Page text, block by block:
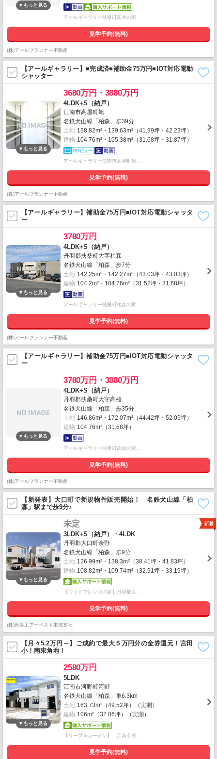
アールギャラリー扶桑町高木の家
見学予約(無料)
(株)アールプランナー不動産
【アールギャラリー】■完成済■補助金75万円■IOT対応電動
シャッター
3680万円・3880万円
4LDK+S（納戸）
江南市高屋町旭
名鉄犬山線「柏森」歩39分
土地 138.82m²・139.63m²（41.99坪・42.23坪）
建物 104.76m²・105.38m²（31.68坪・31.87坪）
アールギャラリー江南市高屋町旭…
見学予約(無料)
(株)アールプランナー不動産
【アールギャラリー】補助金75万円■IOT対応電動シャッタ
ー
3780万円
4LDK+S（納戸）
丹羽郡扶桑町大字柏森
名鉄犬山線「柏森」歩7分
土地 142.25m²・142.27m²（43.03坪・43.03坪）
建物 104.2m²・104.76m²（31.52坪・31.68坪）
アールギャラリー扶桑町柏森の家…
見学予約(無料)
(株)アールプランナー不動産
【アールギャラリー】補助金75万円■IOT対応電動シャッタ
ー
3780万円・3880万円
4LDK+S（納戸）
丹羽郡扶桑町大字高雄
名鉄犬山線「柏森」歩35分
土地 146.86m²・172.07m²（44.42坪・52.05坪）
建物 104.76m²（31.68坪）
アールギャラリー扶桑町高雄の家…
見学予約(無料)
(株)アールプランナー不動産
【新発表】大口町で新規物件販売開始！ 名鉄犬山線「柏
森」駅まで歩9分♪
未定
3LDK+S（納戸）・4LDK
丹羽郡大口町余野
名鉄犬山線「柏森」歩9分
土地 126.99m²・138.3m²（38.41坪・41.83坪）
建物 108.82m²・109.74m²（32.91坪・33.19坪）
【ウッドフレンズの家】丹羽郡大…
見学予約(無料)
(株)長谷工アーベスト東海支社
【月々5.2万円～】ご成約で最大５万円分の金券還元！宮田
小！南東角地！
2580万円
5LDK
江南市河野町河野
名鉄犬山線「柏森」車6.3km
土地 163.73m²（49.52坪）（実測）
建物 106m²（32.06坪）（実測）
【リーブルガーデン】 江南市河…
見学予約(無料)